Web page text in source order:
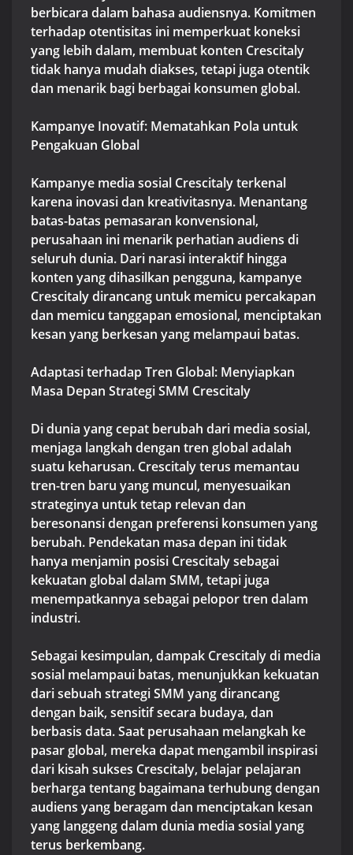
berbicara dalam bahasa audiensnya. Komitmen
terhadap otentisitas ini memperkuat koneksi
yang lebih dalam, membuat konten Crescitaly
tidak hanya mudah diakses, tetapi juga otentik
dan menarik bagi berbagai konsumen global.
Kampanye Inovatif: Mematahkan Pola untuk
Pengakuan Global
Kampanye media sosial Crescitaly terkenal
karena inovasi dan kreativitasnya. Menantang
batas-batas pemasaran konvensional,
perusahaan ini menarik perhatian audiens di
seluruh dunia. Dari narasi interaktif hingga
konten yang dihasilkan pengguna, kampanye
Crescitaly dirancang untuk memicu percakapan
dan memicu tanggapan emosional, menciptakan
kesan yang berkesan yang melampaui batas.
Adaptasi terhadap Tren Global: Menyiapkan
Masa Depan Strategi SMM Crescitaly
Di dunia yang cepat berubah dari media sosial,
menjaga langkah dengan tren global adalah
suatu keharusan. Crescitaly terus memantau
tren-tren baru yang muncul, menyesuaikan
strateginya untuk tetap relevan dan
beresonansi dengan preferensi konsumen yang
berubah. Pendekatan masa depan ini tidak
hanya menjamin posisi Crescitaly sebagai
kekuatan global dalam SMM, tetapi juga
menempatkannya sebagai pelopor tren dalam
industri.
Sebagai kesimpulan, dampak Crescitaly di media
sosial melampaui batas, menunjukkan kekuatan
dari sebuah strategi SMM yang dirancang
dengan baik, sensitif secara budaya, dan
berbasis data. Saat perusahaan melangkah ke
pasar global, mereka dapat mengambil inspirasi
dari kisah sukses Crescitaly, belajar pelajaran
berharga tentang bagaimana terhubung dengan
audiens yang beragam dan menciptakan kesan
yang langgeng dalam dunia media sosial yang
terus berkembang.